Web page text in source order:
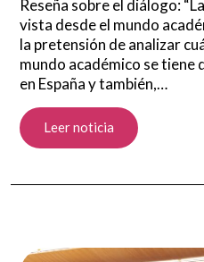
Reseña sobre el diálogo:
vista desde el mundo
la pretensión de analizar
mundo académico se tiene
en España y también,…
Leer noticia